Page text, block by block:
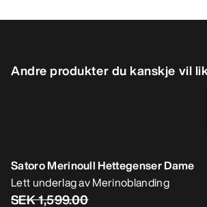
Andre produkter du kanskje vil